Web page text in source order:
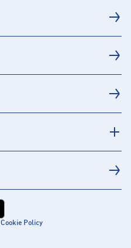
Cookie Policy